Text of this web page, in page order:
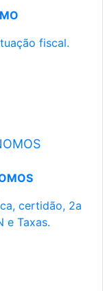
fiscal.
certidão, 2a
e Taxas.